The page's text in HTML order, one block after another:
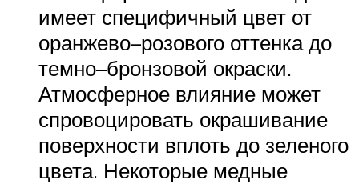
имеет специфичный цвет от
оранжево–розового оттенка до
темно–бронзовой окраски.
Атмосферное влияние может
спровоцировать окрашивание
поверхности вплоть до зеленого
цвета. Некоторые медные